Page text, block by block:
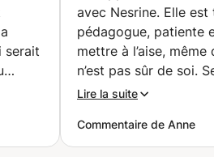
serait
les natifs 🥇
avec Nesrine. Elle est
pédagogue, patiente
mettre à l’aise, même
n’est pas sûr de soi.
explications sont
interactifs, ce qui rend
l’apprentissage
Lire la suite
Commentaire de Anne